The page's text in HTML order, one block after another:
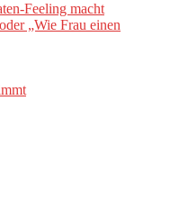
Feeling macht
„Wie Frau einen